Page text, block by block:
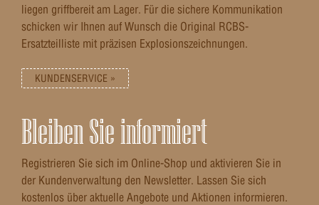
liegen griffbereit am Lager. Für die sichere Kommunikation
schicken wir Ihnen auf Wunsch die Original RCBS-
Ersatzteilliste mit präzisen Explosionszeichnungen.
KUNDENSERVICE »
Bleiben Sie informiert
Registrieren Sie sich im Online-Shop und aktivieren Sie in
der Kundenverwaltung den Newsletter. Lassen Sie sich
kostenlos über aktuelle Angebote und Aktionen informieren.